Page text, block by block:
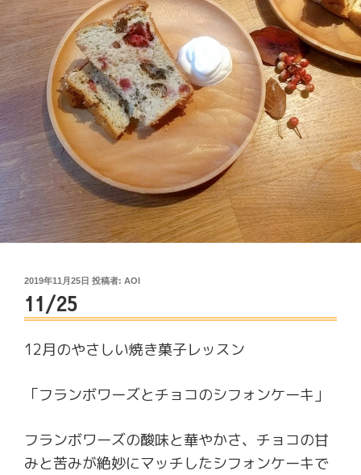
投
稿
日:
2019年11月25日 投稿者: AOI
11/25
12月のやさしい焼き菓子レッスン
「フランボワーズとチョコのシフォンケーキ」
フランボワーズの酸味と華やかさ、チョコの甘
みと苦みが絶妙にマッチしたシフォンケーキで